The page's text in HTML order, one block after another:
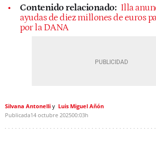
Contenido relacionado: Illa
ayudas de diez millones de euros
por la DANA
Silvana Antonelli
Luis Miguel Añón
Publicada14 octubre 202500:03h